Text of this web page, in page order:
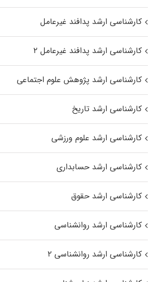
کارشناسی ارشد پدافند غیرعامل
کارشناسی ارشد پدافند غیرعامل ۲
کارشناسی ارشد پژوهش علوم اجتماعی
کارشناسی ارشد تاریخ
کارشناسی ارشد علوم ورزشی
کارشناسی ارشد حسابداری
کارشناسی ارشد حقوق
کارشناسی ارشد روانشناسی
کارشناسی ارشد روانشناسی ۲